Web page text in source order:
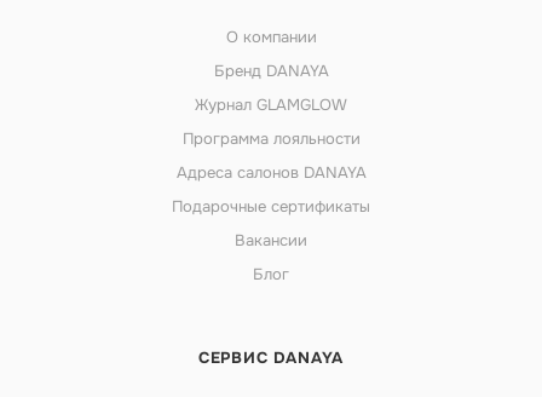
О компании
Бренд DANAYA
Журнал GLAMGLOW
Программа лояльности
Адреса салонов DANAYA
Подарочные сертификаты
Вакансии
Блог
СЕРВИС DANAYA